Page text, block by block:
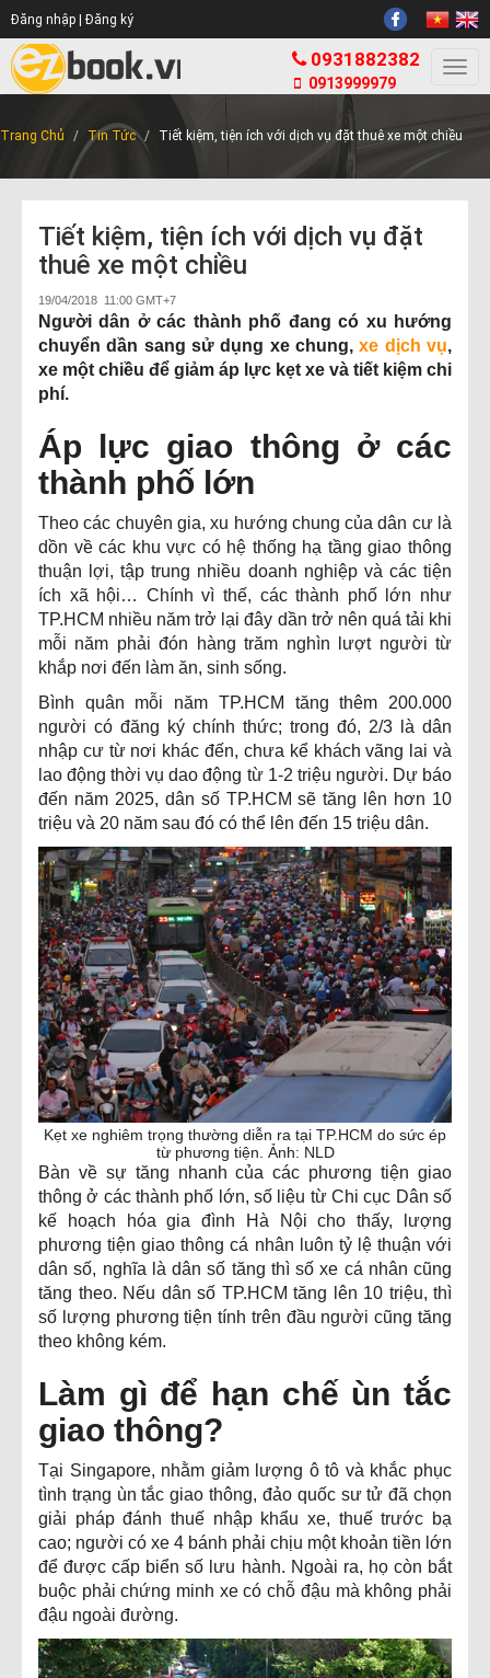
Đăng nhập | Đăng ký
0931882382
0913999979
Trang Chủ Tin Tức Tiết kiệm, tiện ích với dịch vụ đặt thuê xe một chiều
Tiết kiệm, tiện ích với dịch vụ đặt
thuê xe một chiều
19/04/2018 11:00 GMT+7
Người dân ở các thành phố đang có xu hướng
chuyển dần sang sử dụng xe chung,xe dịch vụ,
xe một chiều để giảm áp lực kẹt xe và tiết kiệm chi
phí.
Áp lực giao thông ở các
thành phố lớn
Theo các chuyên gia, xu hướng chung của dân cư là
dồn về các khu vực có hệ thống hạ tầng giao thông
thuận lợi, tập trung nhiều doanh nghiệp và các tiện
ích xã hội… Chính vì thế, các thành phố lớn như
TP.HCM nhiều năm trở lại đây dần trở nên quá tải khi
mỗi năm phải đón hàng trăm nghìn lượt người từ
khắp nơi đến làm ăn, sinh sống.
Bình quân mỗi năm TP.HCM tăng thêm 200.000
người có đăng ký chính thức; trong đó, 2/3 là dân
nhập cư từ nơi khác đến, chưa kể khách vãng lai và
lao động thời vụ dao động từ 1-2 triệu người. Dự báo
đến năm 2025, dân số TP.HCM sẽ tăng lên hơn 10
triệu và 20 năm sau đó có thể lên đến 15 triệu dân.
Kẹt xe nghiêm trọng thường diễn ra tại TP.HCM do sức ép
từ phương tiện. Ảnh: NLD
Bàn về sự tăng nhanh của các phương tiện giao
thông ở các thành phố lớn, số liệu từ Chi cục Dân số
kế hoạch hóa gia đình Hà Nội cho thấy, lượng
phương tiện giao thông cá nhân luôn tỷ lệ thuận với
dân số, nghĩa là dân số tăng thì số xe cá nhân cũng
tăng theo. Nếu dân số TP.HCM tăng lên 10 triệu, thì
số lượng phương tiện tính trên đầu người cũng tăng
theo không kém.
Làm gì để hạn chế ùn tắc
giao thông?
Tại Singapore, nhằm giảm lượng ô tô và khắc phục
tình trạng ùn tắc giao thông, đảo quốc sư tử đã chọn
giải pháp đánh thuế nhập khẩu xe, thuế trước bạ
cao; người có xe 4 bánh phải chịu một khoản tiền lớn
để được cấp biển số lưu hành. Ngoài ra, họ còn bắt
buộc phải chứng minh xe có chỗ đậu mà không phải
đậu ngoài đường.